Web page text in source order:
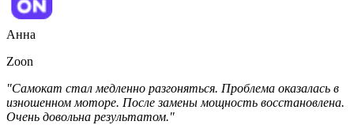
Анна
Zoon
"Самокат стал медленно разгоняться. Проблема оказалась в
изношенном моторе. После замены мощность восстановлена.
Очень довольна результатом."